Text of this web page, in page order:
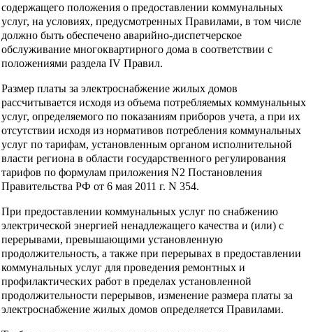
содержащего положения о предоставлении коммунальных
услуг, на условиях, предусмотренных Правилами, в том числе
должно быть обеспечено аварийно-диспетчерское
обслуживание многоквартирного дома в соответствии с
положениями раздела IV Правил.
Размер платы за электроснабжение жилых домов
рассчитывается исходя из объема потребляемых коммунальных
услуг, определяемого по показаниям приборов учета, а при их
отсутствии исходя из нормативов потребления коммунальных
услуг по тарифам, установленным органом исполнительной
власти региона в области государственного регулирования
тарифов по формулам приложения N2 Постановления
Правительства РФ от 6 мая 2011 г. N 354.
При предоставлении коммунальных услуг по снабжению
электрической энергией ненадлежащего качества и (или) с
перерывами, превышающими установленную
продолжительность, а также при перерывах в предоставлении
коммунальных услуг для проведения ремонтных и
профилактических работ в пределах установленной
продолжительности перерывов, изменение размера платы за
электроснабжение жилых домов определяется Правилами.